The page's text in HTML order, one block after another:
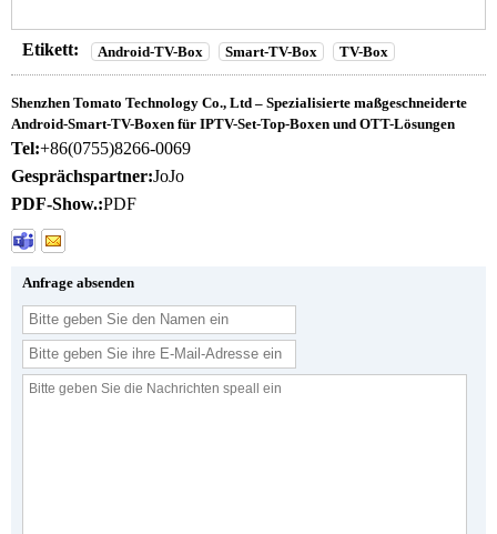
Etikett: Android-TV-Box Smart-TV-Box TV-Box
Shenzhen Tomato Technology Co., Ltd – Spezialisierte maßgeschneiderte
Android-Smart-TV-Boxen für IPTV-Set-Top-Boxen und OTT-Lösungen
Tel:+86(0755)8266-0069
Gesprächspartner:JoJo
PDF-Show.:PDF
Anfrage absenden